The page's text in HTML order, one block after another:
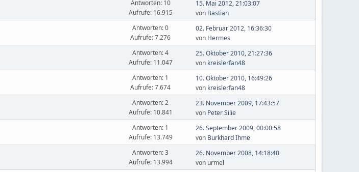
Antworten: 10
Aufrufe: 16.915
15. Mai 2012, 21:03:07
von Bastian
Antworten: 0
Aufrufe: 7.276
02. Februar 2012, 16:36:30
von Hermes
Antworten: 4
Aufrufe: 11.047
25. Oktober 2010, 21:27:36
von kreislerfan48
Antworten: 1
Aufrufe: 7.674
10. Oktober 2010, 16:49:26
von kreislerfan48
Antworten: 2
Aufrufe: 10.841
23. November 2009, 17:43:57
von Peter Silie
Antworten: 1
Aufrufe: 13.749
26. September 2009, 00:00:58
von Burkhard Ihme
Antworten: 3
Aufrufe: 13.994
26. November 2008, 14:18:40
von urmel